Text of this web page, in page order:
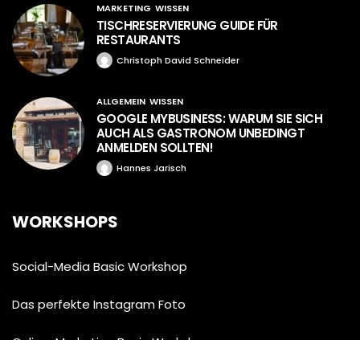
MARKETING WISSEN
TISCHRESERVIERUNG GUIDE FÜR
RESTAURANTS
Christoph David Schneider
ALLGEMEIN WISSEN
GOOGLE MYBUSINESS: WARUM SIE SICH
AUCH ALS GASTRONOM UNBEDINGT
ANMELDEN SOLLTEN!
Hannes Jarisch
WORKSHOPS
Social-Media Basic Workshop
Das perfekte Instagram Foto